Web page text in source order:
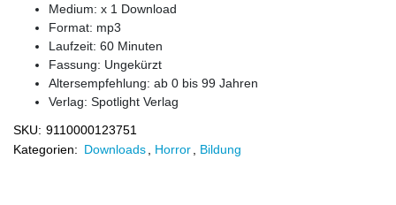
Medium: x 1 Download
Format: mp3
Laufzeit: 60 Minuten
Fassung: Ungekürzt
Altersempfehlung: ab 0 bis 99 Jahren
Verlag: Spotlight Verlag
SKU: 9110000123751
Kategorien: Downloads Horror Bildung